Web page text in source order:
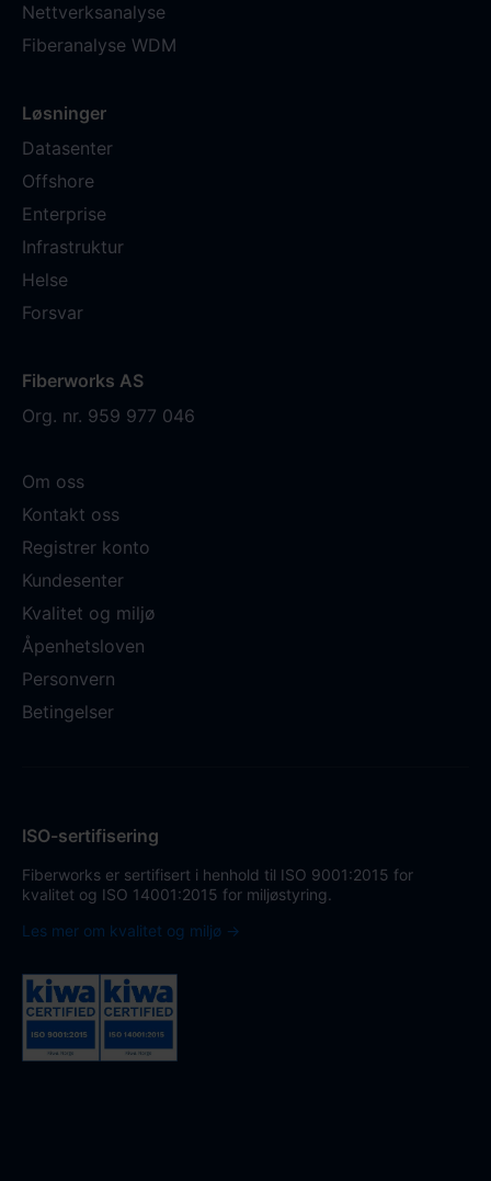
Nettverksanalyse
Fiberanalyse WDM
Løsninger
Datasenter
Offshore
Enterprise
Infrastruktur
Helse
Forsvar
Fiberworks AS
Org. nr. 959 977 046
Om oss
Kontakt oss
Registrer konto
Kundesenter
Kvalitet og miljø
Åpenhetsloven
Personvern
Betingelser
ISO-sertifisering
Fiberworks er sertifisert i henhold til ISO 9001:2015 for
kvalitet og ISO 14001:2015 for miljøstyring.
Les mer om kvalitet og miljø →